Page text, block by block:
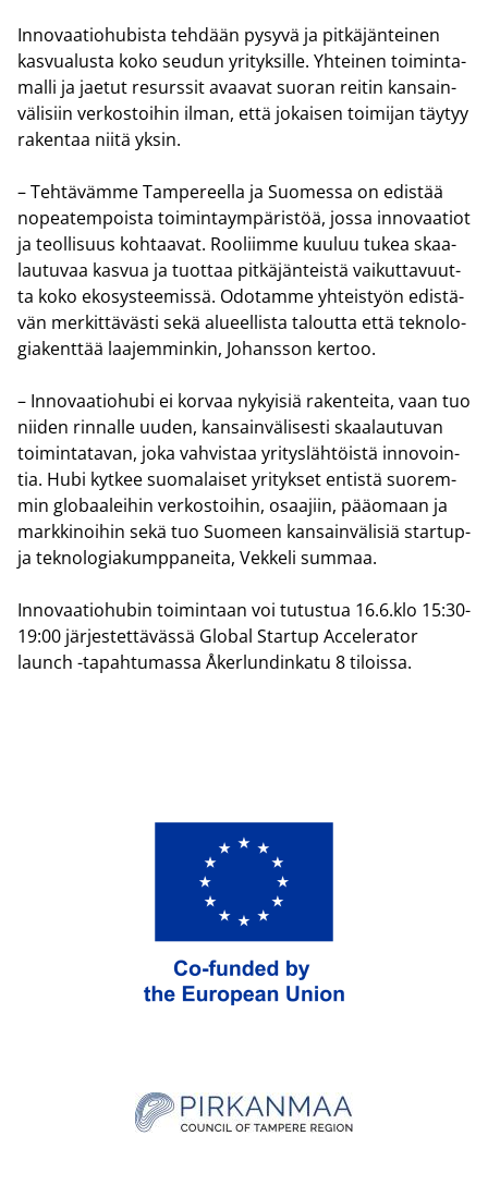
In­no­vaa­tio­hu­bis­ta teh­dään py­sy­vä ja pit­kä­jän­tei­nen
kas­vua­lus­ta koko seu­dun yri­tyk­sil­le. Yh­tei­nen toi­min­ta­
mal­li ja jae­tut re­surs­sit avaa­vat suo­ran rei­tin kan­sain­
vä­li­siin ver­kos­toi­hin ilman, että jo­kai­sen toi­mi­jan täy­tyy
ra­ken­taa niitä yksin.
– Teh­tä­väm­me Tam­pe­reel­la ja Suo­mes­sa on edis­tää
no­pea­tem­pois­ta toi­min­taym­pä­ris­töä, jossa in­no­vaa­tiot
ja teol­li­suus koh­taa­vat. Roo­liim­me kuu­luu tukea skaa­
lau­tu­vaa kas­vua ja tuot­taa pit­kä­jän­teis­tä vai­kut­ta­vuut­
ta koko eko­sys­tee­mis­sä. Odo­tam­me yh­teis­työn edis­tä­
vän mer­kit­tä­väs­ti sekä alu­eel­lis­ta ta­lout­ta että tek­no­lo­
gia­kent­tää laa­jem­min­kin, Jo­hans­son ker­too.
– In­no­vaa­tio­hu­bi ei kor­vaa ny­kyi­siä ra­ken­tei­ta, vaan tuo
nii­den rin­nal­le uuden, kan­sain­vä­li­ses­ti skaa­lau­tu­van
toi­min­ta­ta­van, joka vah­vis­taa yri­tys­läh­töis­tä in­no­voin­
tia. Hubi kyt­kee suo­ma­lai­set yri­tyk­set en­tis­tä suo­rem­
min glo­baa­lei­hin ver­kos­toi­hin, osaa­jiin, pää­omaan ja
mark­ki­noi­hin sekä tuo Suo­meen kan­sain­vä­li­siä startup-​
ja tek­no­lo­gia­kump­pa­nei­ta, Vek­ke­li sum­maa.
In­no­vaa­tio­hu­bin toi­min­taan voi tu­tus­tua 16.6.klo 15:30-
19:00 jär­jes­tet­tä­väs­sä Glo­bal Star­tup Acce­le­ra­tor
launch -​tapahtumassa Åkerlundinkatu 8 ti­lois­sa.